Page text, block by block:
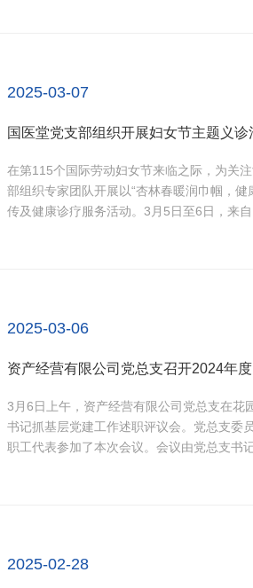
2025-03-07
国医堂党支部组织开展妇女节主题义诊
在第115个国际劳动妇女节来临之际，为关
部组织专家团队开展以“杏林春暖润巾帼，健
传及健康诊疗服务活动。3月5日至6日，来
2025-03-06
3月6日上午，资产经营有限公司党总支在花
书记抓基层党建工作述职评议会。党总支委
职工代表参加了本次会议。会议由党总支书
2025-02-28